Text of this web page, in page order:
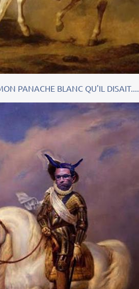
BLANC QU'IL DISAIT....